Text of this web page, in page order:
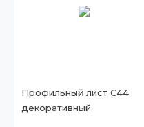
Профильный лист С44
декоративный